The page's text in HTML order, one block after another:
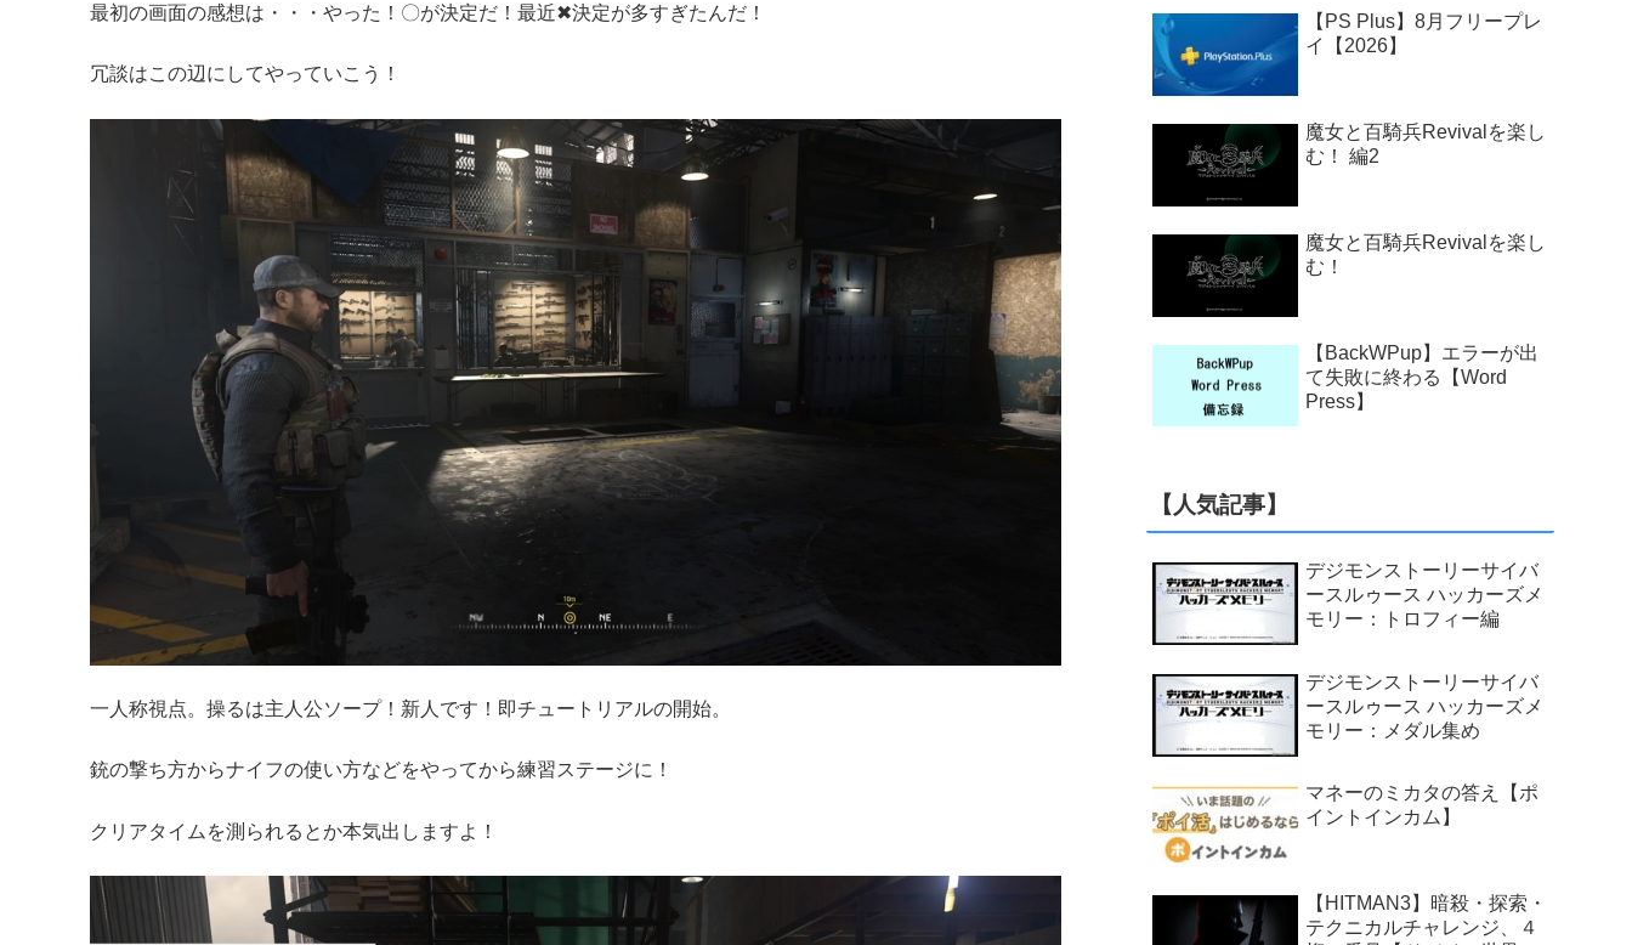
最初の画面の感想は・・・やった！〇が決定だ！最近✖決定が多すぎたんだ！
冗談はこの辺にしてやっていこう！
一人称視点。操るは主人公ソープ！新人です！即チュートリアルの開始。
銃の撃ち方からナイフの使い方などをやってから練習ステージに！
クリアタイムを測られるとか本気出しますよ！
【PS Plus】8月フリープレ
イ【2026】
魔女と百騎兵Revivalを楽し
む！ 編2
魔女と百騎兵Revivalを楽し
む！
【BackWPup】エラーが出
て失敗に終わる【Word
Press】
【人気記事】
デジモンストーリーサイバ
ースルゥース ハッカーズメ
モリー：トロフィー編
デジモンストーリーサイバ
ースルゥース ハッカーズメ
モリー：メダル集め
マネーのミカタの答え【ポ
イントインカム】
【HITMAN3】暗殺・探索・
テクニカルチャレンジ、４